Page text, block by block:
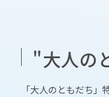
"大人の
「大人のともだち